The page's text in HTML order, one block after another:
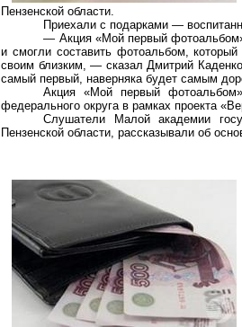
Пензенской области.
Приехали с подарками —
— Акция «Мой первый
и смогли составить фотоальбом,
своим близким, — сказал Дмитрий
самый первый, наверняка будет самым
Акция «Мой первый
федерального округа в рамках проекта
Слушатели Малой академии
Пензенской области, рассказывали об